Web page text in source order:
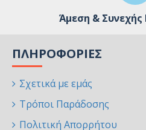
Άμεση &
ΠΛΗΡΟΦΟΡΊΕΣ
Σχετικά με εμάς
Τρόποι Παράδοσης
Πολιτική Απορρήτου